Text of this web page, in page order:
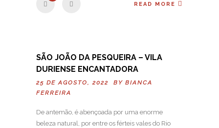
READ MORE
SÃO JOÃO DA PESQUEIRA – VILA
DURIENSE ENCANTADORA
25 DE AGOSTO, 2022 BY BIANCA
FERREIRA
De antemão, é abençoada por uma enorme
beleza natural, por entre os férteis vales do Rio